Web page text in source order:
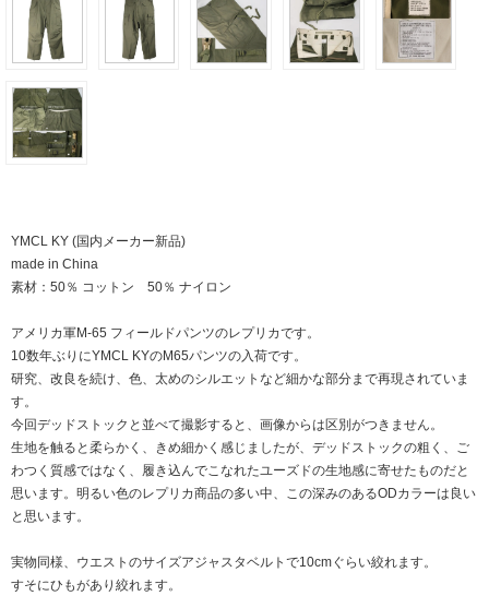
YMCL KY (国内メーカー新品)
made in China
素材：50％ コットン 50％ ナイロン
アメリカ軍M-65 フィールドパンツのレプリカです。
10数年ぶりにYMCL KYのM65パンツの入荷です。
研究、改良を続け、色、太めのシルエットなど細かな部分まで再現されていま
す。
今回デッドストックと並べて撮影すると、画像からは区別がつきません。
生地を触ると柔らかく、きめ細かく感じましたが、デッドストックの粗く、ご
わつく質感ではなく、履き込んでこなれたユーズドの生地感に寄せたものだと
思います。明るい色のレプリカ商品の多い中、この深みのあるODカラーは良い
と思います。
実物同様、ウエストのサイズアジャスタベルトで10cmぐらい絞れます。
すそにひもがあり絞れます。